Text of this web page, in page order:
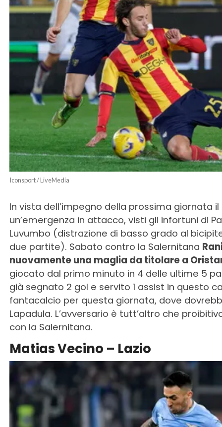
Iconsport / LiveMedia
In vista dell’impegno della prossima giornata
un’emergenza in attacco, visti gli infortuni di
Luvumbo (distrazione di basso grado al
due partite). Sabato contro la Salernitana
nuovamente una maglia da titolare a
giocato dal primo minuto in 4 delle ultime 5
già segnato 2 gol e servito 1 assist in questo
fantacalcio per questa giornata, dove
Lapadula. L’avversario è tutt’altro che
con la Salernitana.
Matias Vecino – Lazio